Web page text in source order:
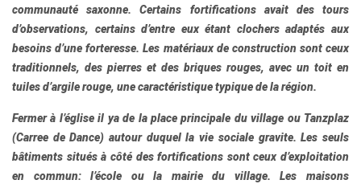
communauté saxonne. Certains fortifications avait des tours
d’observations, certains d’entre eux étant clochers adaptés aux
besoins d’une forteresse. Les matériaux de construction sont ceux
traditionnels, des pierres et des briques rouges, avec un toit en
tuiles d’argile rouge, une caractéristique typique de la région.
Fermer à l’église il ya de la place principale du village ou Tanzplaz
(Carree de Dance) autour duquel la vie sociale gravite. Les seuls
bâtiments situés à côté des fortifications sont ceux d’exploitation
en commun: l’école ou la mairie du village. Les maisons